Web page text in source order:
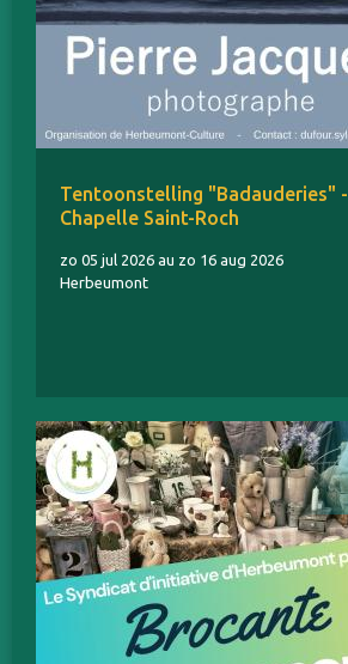
Tentoonstelling "Badauderies" -
Chapelle Saint-Roch
zo 05 jul 2026 au zo 16 aug 2026
Herbeumont